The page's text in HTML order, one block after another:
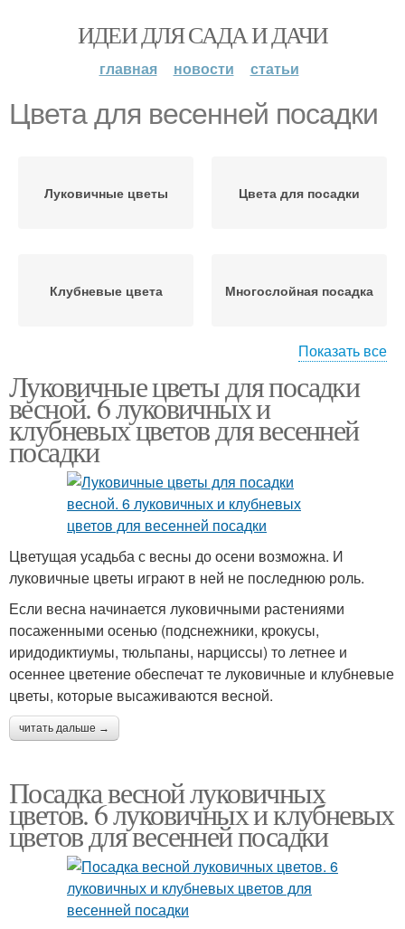
ИДЕИ ДЛЯ САДА И ДАЧИ
главная новости статьи
Цвета для весенней посадки
Луковичные цветы Цвета для посадки
Клубневые цвета Многослойная посадка
Луковичные цвета
посадке
Цвета в горшках Многослойные посадки
Места для посадки Почва для посадки
Показать все
Луковичные цветы для посадки
весной. 6 луковичных и
клубневых цветов для весенней
посадки
Цветущая усадьба с весны до осени возможна. И
луковичные цветы играют в ней не последнюю роль.
Если весна начинается луковичными растениями
посаженными осенью (подснежники, крокусы,
иридодиктиумы, тюльпаны, нарциссы) то летнее и
осеннее цветение обеспечат те луковичные и клубневые
цветы, которые высаживаются весной.
читать дальше →
Посадка весной луковичных
цветов. 6 луковичных и клубневых
цветов для весенней посадки